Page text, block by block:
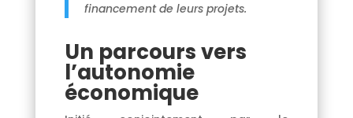
financement de leurs projets.
Un parcours vers
l’autonomie
économique